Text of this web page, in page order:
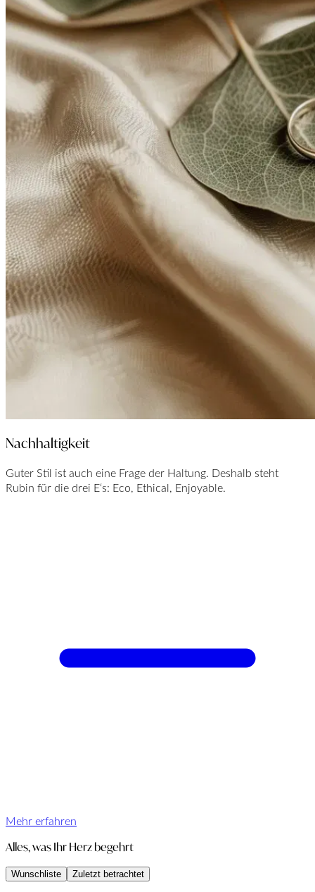
Nachhaltigkeit
Guter Stil ist auch eine Frage der Haltung. Deshalb steht
Rubin für die drei E‘s: Eco, Ethical, Enjoyable.
Mehr erfahren
Alles, was Ihr Herz begehrt
Wunschliste Zuletzt betrachtet